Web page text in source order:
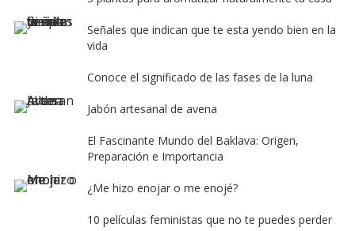
Señales que indican que te esta yendo bien en la
vida
Conoce el significado de las fases de la luna
Jabón artesanal de avena
El Fascinante Mundo del Baklava: Origen,
Preparación e Importancia
¿Me hizo enojar o me enojé?
10 películas feministas que no te puedes perder